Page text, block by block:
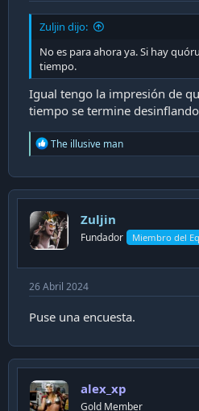
Zuljin dijo:
No es para ahora ya. Si hay
tiempo.
Igual tengo la impresión de
tiempo se termine
R
e
c
t
o
n
s
The illusive man
Zuljin
Fundador Miembro del
26 Abril 2024
Puse una encuesta.
alex_xp
Gold Member